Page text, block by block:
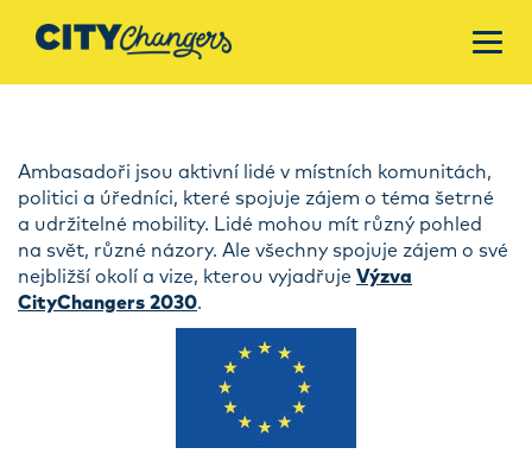
Ambasadoři jsou aktivní lidé v místních komunitách,
politici a úředníci, které spojuje zájem o téma šetrné
a udržitelné mobility. Lidé mohou mít různý pohled
na svět, různé názory. Ale všechny spojuje zájem o své
nejbližší okolí a vize, kterou vyjadřuje Výzva
CityChangers 2030.